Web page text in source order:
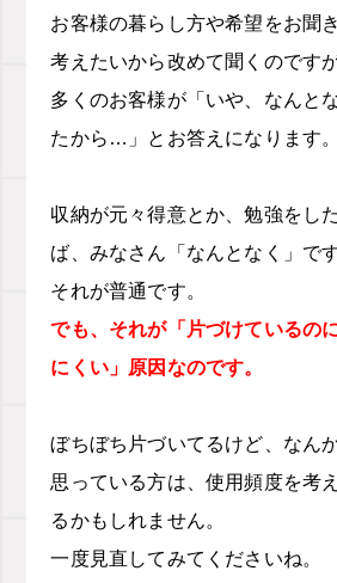
お客様の暮らし方や希望をお聞
考えたいから改めて聞くのですが
多くのお客様が「いや、なんと
たから…」とお答えになります。
収納が元々得意とか、勉強をし
ば、みなさん「なんとなく」です
それが普通です。
でも、それが「片づけているの
にくい」原因なのです。
ぼちぼち片づいてるけど、なん
思っている方は、使用頻度を考
るかもしれません。
一度見直してみてくださいね。